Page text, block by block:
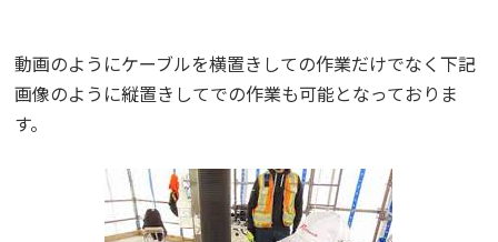
動画のようにケーブルを横置きしての作業だけでなく下記
画像のように縦置きしてでの作業も可能となっておりま
す。